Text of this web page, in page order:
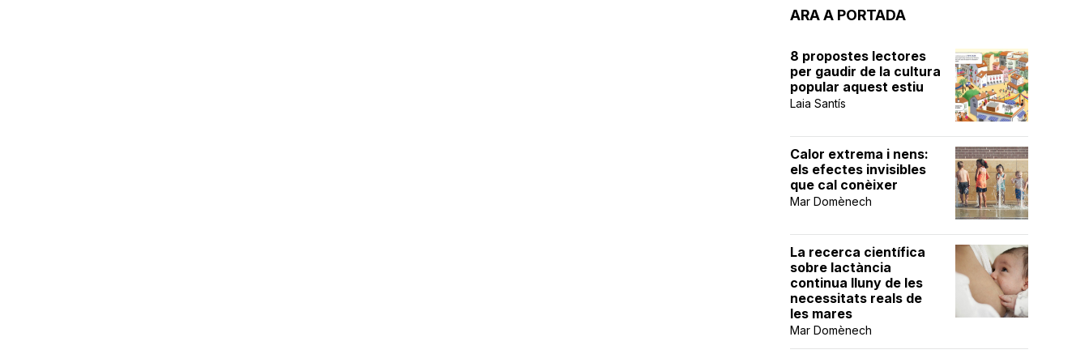
ARA A PORTADA
8 propostes lectores
per gaudir de la cultura
popular aquest estiu
Laia Santís
Calor extrema i nens:
els efectes invisibles
que cal conèixer
Mar Domènech
La recerca científica
sobre lactància
continua lluny de les
necessitats reals de
les mares
Mar Domènech